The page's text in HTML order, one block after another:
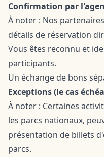
Confirmation par
À noter : Nos
détails de réservation
Vous êtes reconnu et
participants.
Un échange de bons
Exceptions (le cas
À noter : Certaines
les parcs nationaux,
présentation de billets
parcs.